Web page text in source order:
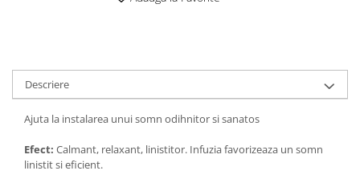
Somn usor
Produse sanatate sexuala
Produse pentru Ea
Produse pentru sportivi
Lapte
Paste
Snacksuri
Atelierul de cafea si ceaiuri
Descriere
Ajuta la instalarea unui somn odihnitor si sanatos
Efect: Calmant, relaxant, linistitor. Infuzia favorizeaza un somn
linistit si eficient.